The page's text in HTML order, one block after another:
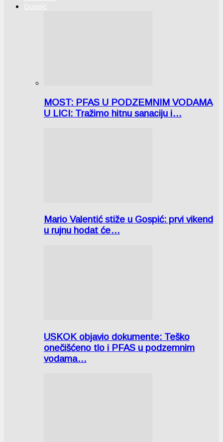
Gospić
MOST: PFAS U PODZEMNIM VODAMA
U LICI: Tražimo hitnu sanaciju i…
Mario Valentić stiže u Gospić: prvi vikend
u rujnu hodat će…
USKOK objavio dokumente: Teško
onečišćeno tlo i PFAS u podzemnim
vodama…